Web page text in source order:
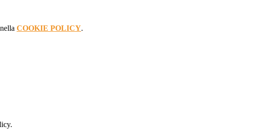
COOKIE POLICY.